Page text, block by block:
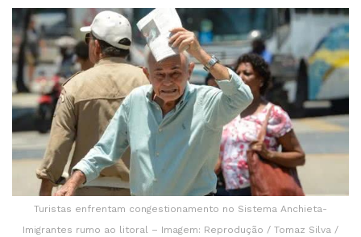
Turistas enfrentam congestionamento no Sistema Anchieta-
Imigrantes rumo ao litoral – Imagem: Reprodução / Tomaz Silva /